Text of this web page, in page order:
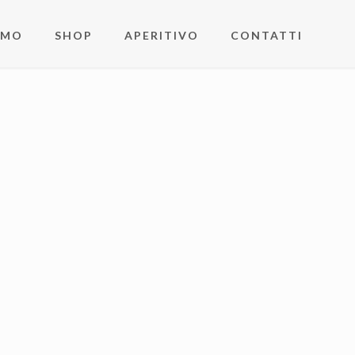
SHOP APERITIVO CONTATTI